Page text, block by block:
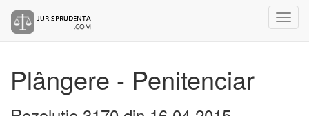
Plângere - Penitenciar